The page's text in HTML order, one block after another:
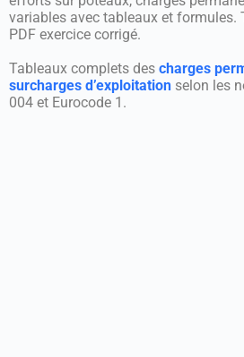
variables avec tableaux et formules.
PDF exercice corrigé.
Tableaux complets des charges
surcharges d’exploitation selon les
004 et Eurocode 1.